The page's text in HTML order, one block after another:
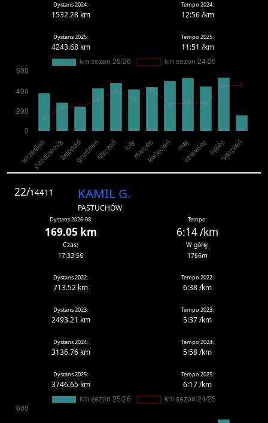
Dystans 2024:
1532.28 km
Tempo 2024:
12:56 /km
Dystans 2025:
4243.68 km
Tempo 2025:
11:51 /km
22/14411 KAMIL G.
PASTUCHÓW
Dystans 2026-08:
169.05 km
Tempo:
6:14 /km
Czas:
17:33:56
W górę:
1766m
Dystans 2022:
713.52 km
Tempo 2022:
6:38 /km
Dystans 2023:
2493.21 km
Tempo 2023:
5:37 /km
Dystans 2024:
3136.76 km
Tempo 2024:
5:58 /km
Dystans 2025:
3746.65 km
Tempo 2025:
6:17 /km